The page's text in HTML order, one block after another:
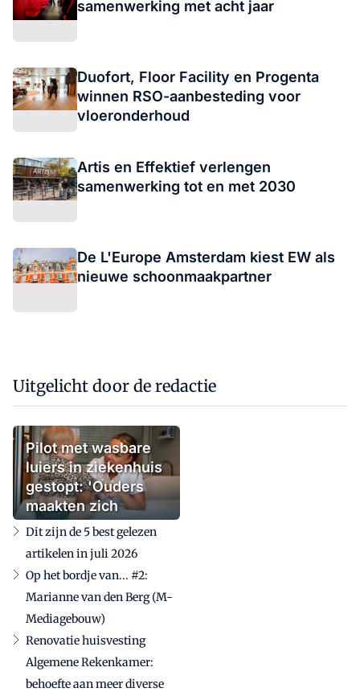
samenwerking met acht jaar
Duofort, Floor Facility en Progenta
winnen RSO-aanbesteding voor
vloeronderhoud
Artis en Effektief verlengen
samenwerking tot en met 2030
De L'Europe Amsterdam kiest EW als
nieuwe schoonmaakpartner
Uitgelicht door de redactie
Pilot met wasbare
luiers in ziekenhuis
gestopt: 'Ouders
maakten zich
zorgen'
Dit zijn de 5 best gelezen
artikelen in juli 2026
Op het bordje van... #2:
Marianne van den Berg (M-
Mediagebouw)
Renovatie huisvesting
Algemene Rekenkamer:
behoefte aan meer diverse